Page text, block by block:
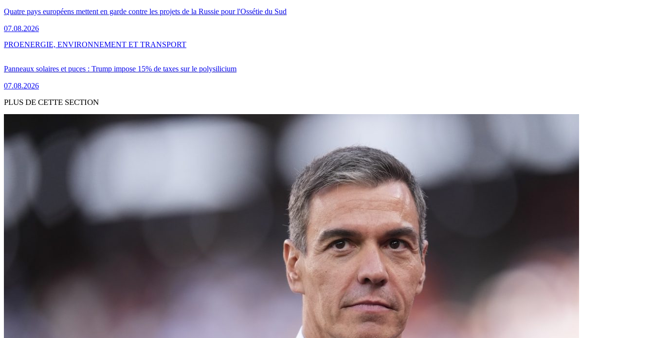
Quatre pays européens mettent en garde contre les projets de la Russie pour l'Ossétie du Sud
07.08.2026
Panneaux solaires et puces : Trump impose 15% de taxes sur le polysilicium
07.08.2026
PROENERGIE, ENVIRONNEMENT ET TRANSPORT
PLUS DE CETTE SECTION